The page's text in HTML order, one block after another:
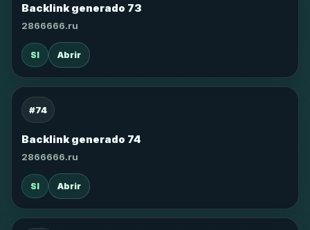
Backlink generado 73
2866666.ru
SI Abrir
#74
Backlink generado 74
2866666.ru
SI Abrir